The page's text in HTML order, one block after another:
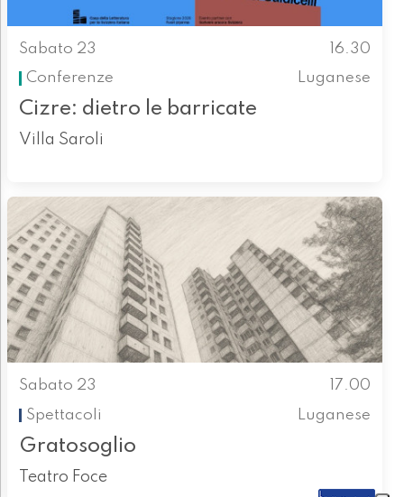
Sabato 23
16.30
Conferenze
Luganese
Cizre: dietro le barricate
Villa Saroli
Sabato 23
17.00
Spettacoli
Luganese
Gratosoglio
Teatro Foce